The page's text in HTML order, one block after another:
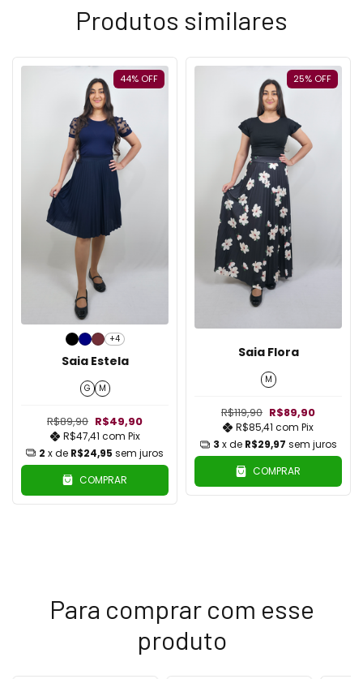
Produtos similares
44% OFF
+4
Saia Estela
G M
R$89,90 R$49,90
R$47,41 com Pix
2 x de R$24,95 sem juros
COMPRAR
25% OFF
Saia Flora
M
R$119,90 R$89,90
R$85,41 com Pix
3 x de R$29,97 sem juros
COMPRAR
Para comprar com esse
produto